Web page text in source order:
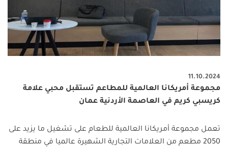
11.10.2024
مجموعة أمريكانا العالمية للمطاعم تستقبل محبي علامة
كريسبي كريم في العاصمة الأردنية عمان
تعمل مجموعة أمريكانا العالمية للطعام على تشغيل ما يزيد على
2050 مطعم من العلامات التجارية الشهيرة عالميا في منطقة